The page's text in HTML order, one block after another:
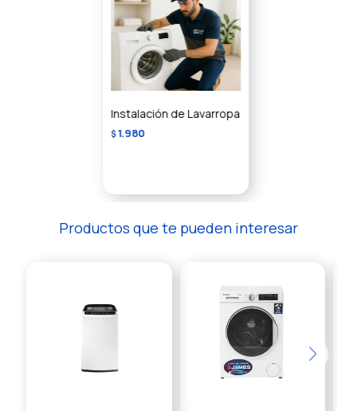
Instalación de Lavarropa
$1.980
Productos que te pueden interesar